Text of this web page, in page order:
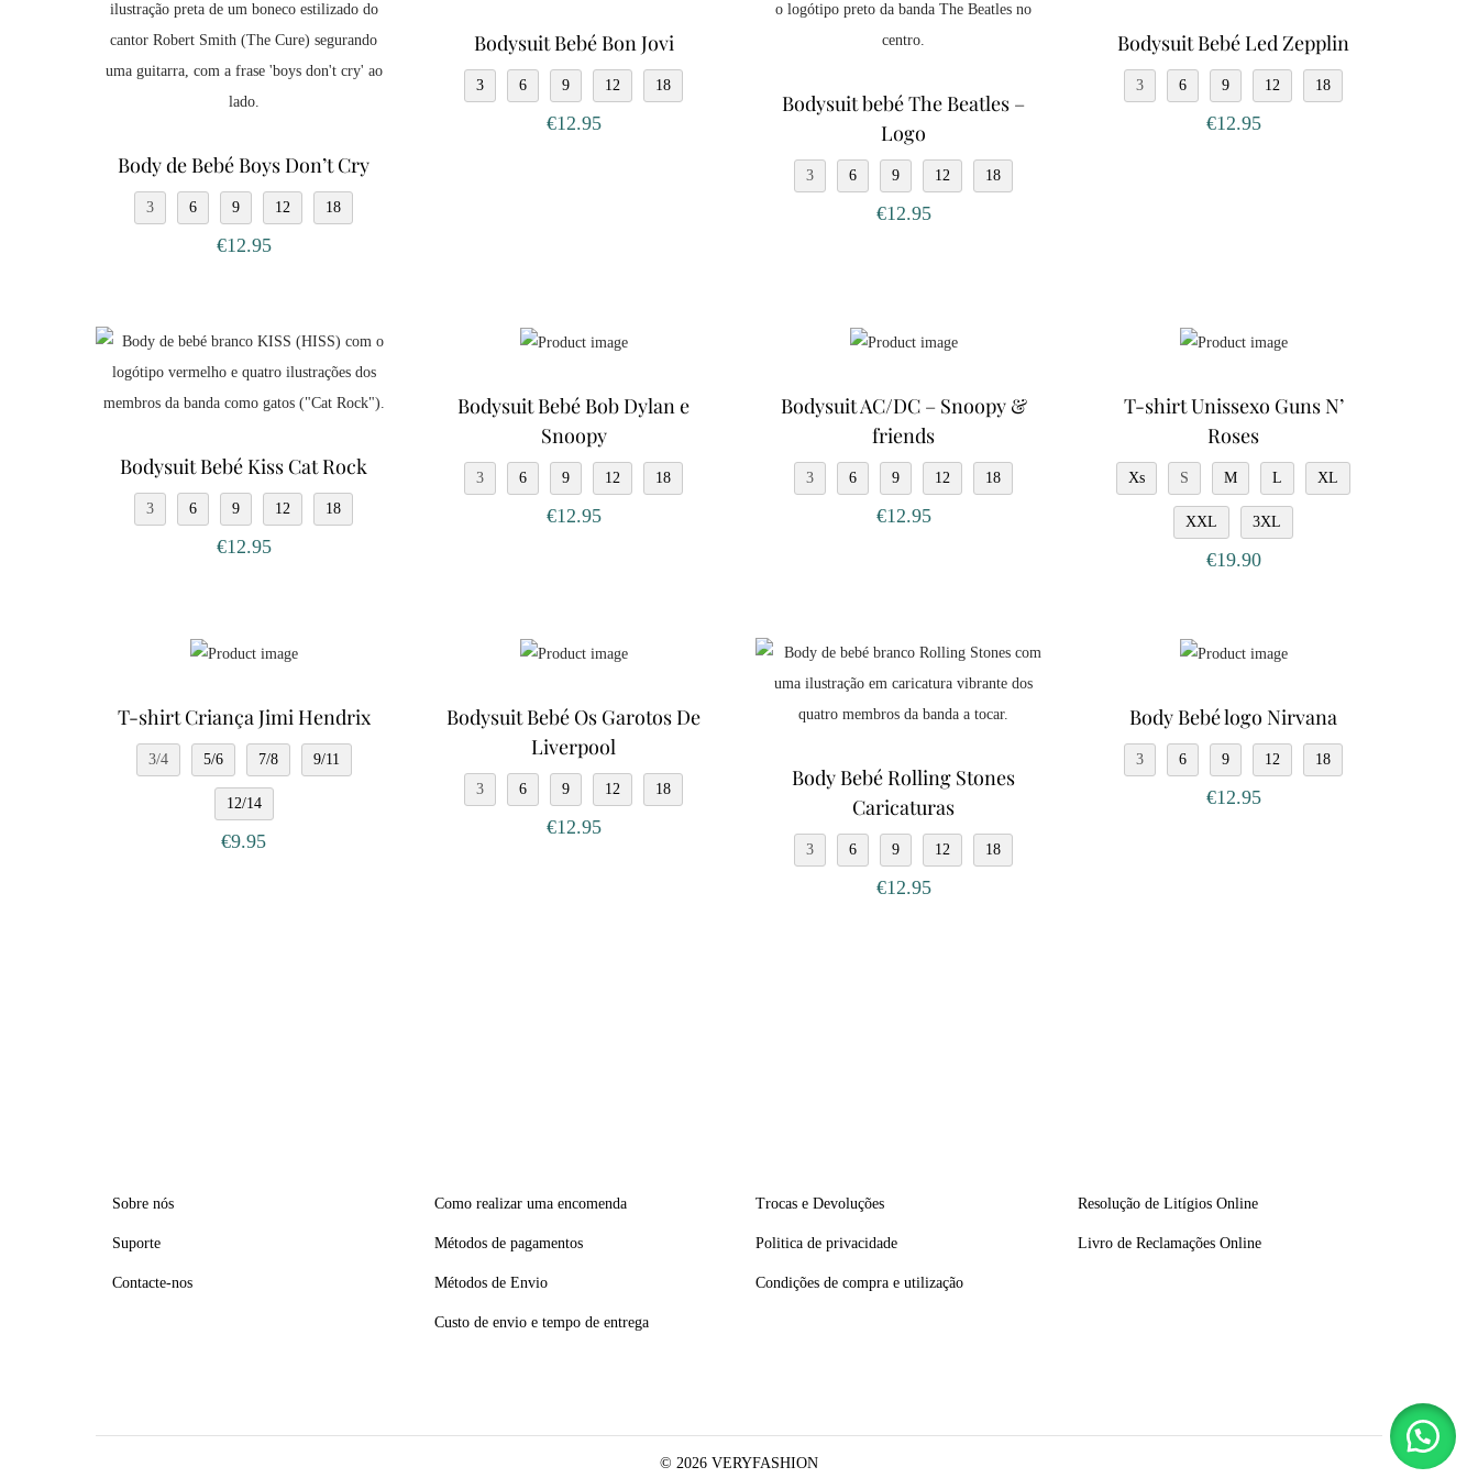
s
Body de Bebé Boys Don’t Cry
3 6 9 12 18
€12.95
Bodysuit Bebé Bon Jovi
3 6 9 12 18
€12.95
Bodysuit bebé The Beatles –
Logo
3 6 9 12 18
€12.95
Bodysuit Bebé Led Zepplin
3 6 9 12 18
€12.95
Bodysuit Bebé Kiss Cat Rock
3 6 9 12 18
€12.95
Bodysuit Bebé Bob Dylan e
Snoopy
3 6 9 12 18
€12.95
Bodysuit AC/DC – Snoopy &
friends
3 6 9 12 18
€12.95
T-shirt Unissexo Guns N’
Roses
Xs S M L XL
XXL 3XL
€19.90
T-shirt Criança Jimi Hendrix
3/4 5/6 7/8 9/11
12/14
€9.95
Bodysuit Bebé Os Garotos De
Liverpool
3 6 9 12 18
€12.95
Body Bebé Rolling Stones
Caricaturas
3 6 9 12 18
€12.95
Body Bebé logo Nirvana
3 6 9 12 18
€12.95
Sobre nós
Suporte
Contacte-nos
Como realizar uma encomenda
Métodos de pagamentos
Métodos de Envio
Custo de envio e tempo de entrega
Trocas e Devoluções
Politica de privacidade
Condições de compra e utilização
Resolução de Litígios Online
Livro de Reclamações Online
© 2026 VERYFASHION